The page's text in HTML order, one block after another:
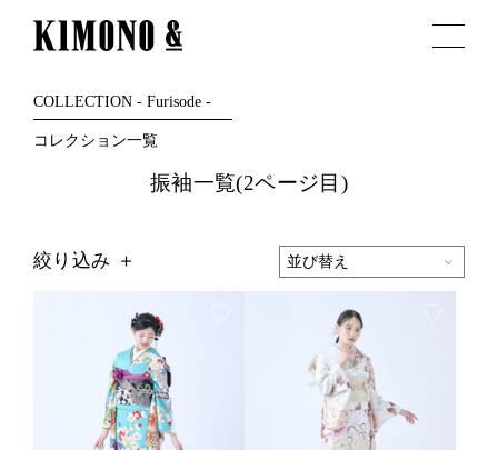
COLLECTION - Furisode -
コレクション一覧
振袖一覧(2ページ目)
絞り込み